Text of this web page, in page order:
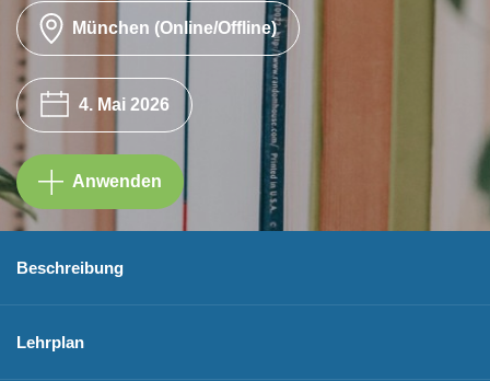
München (Online/Offline)
4. Mai 2026
Anwenden
Beschreibung
Lehrplan